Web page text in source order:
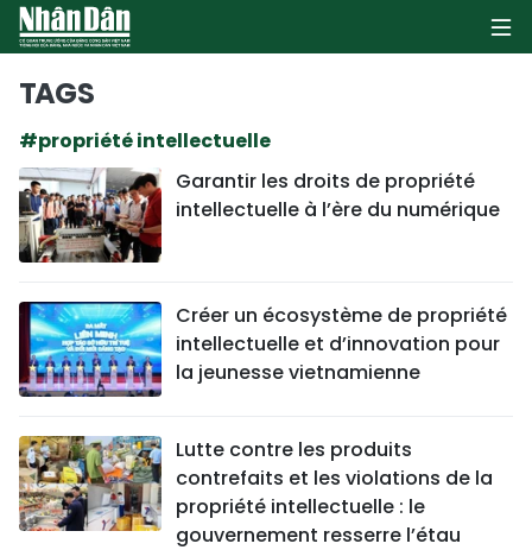
POLITIQUE
SOCIÉTÉ
CULTURE
TOURISME
ENVIRONNEMENT
TAGS
#propriété intellectuelle
Garantir les droits de propriété
intellectuelle à l’ère du numérique
Créer un écosystème de propriété
intellectuelle et d’innovation pour
la jeunesse vietnamienne
Lutte contre les produits
contrefaits et les violations de la
propriété intellectuelle : le
gouvernement resserre l’étau